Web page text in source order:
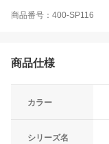
商品番号：400-SP116
商品仕様
カラー
シリーズ名